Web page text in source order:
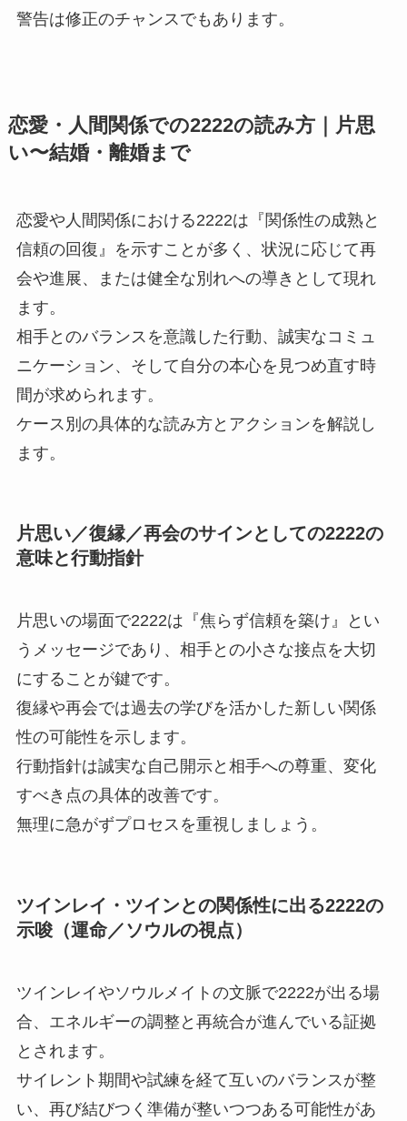
警告は修正のチャンスでもあります。
恋愛・人間関係での2222の読み方｜片思
い〜結婚・離婚まで
恋愛や人間関係における2222は『関係性の成熟と
信頼の回復』を示すことが多く、状況に応じて再
会や進展、または健全な別れへの導きとして現れ
ます。
相手とのバランスを意識した行動、誠実なコミュ
ニケーション、そして自分の本心を見つめ直す時
間が求められます。
ケース別の具体的な読み方とアクションを解説し
ます。
片思い／復縁／再会のサインとしての2222の
意味と行動指針
片思いの場面で2222は『焦らず信頼を築け』とい
うメッセージであり、相手との小さな接点を大切
にすることが鍵です。
復縁や再会では過去の学びを活かした新しい関係
性の可能性を示します。
行動指針は誠実な自己開示と相手への尊重、変化
すべき点の具体的改善です。
無理に急がずプロセスを重視しましょう。
ツインレイ・ツインとの関係性に出る2222の
示唆（運命／ソウルの視点）
ツインレイやソウルメイトの文脈で2222が出る場
合、エネルギーの調整と再統合が進んでいる証拠
とされます。
サイレント期間や試練を経て互いのバランスが整
い、再び結びつく準備が整いつつある可能性があ